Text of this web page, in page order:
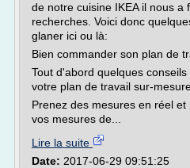
de notre cuisine IKEA il nous a
recherches. Voici donc
glaner ici ou là:
Bien commander son plan de
Tout d'abord quelques
votre plan de travail sur-
Prenez des mesures en réel
vos mesures de...
Lire la suite
Date: 2017-06-29 09:51:25